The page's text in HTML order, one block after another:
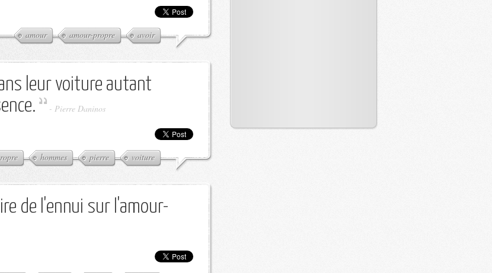
amour amour-propre avoir
leur voiture autant
- Pierre Daninos
hommes pierre voiture
de l'ennui sur l'amour-